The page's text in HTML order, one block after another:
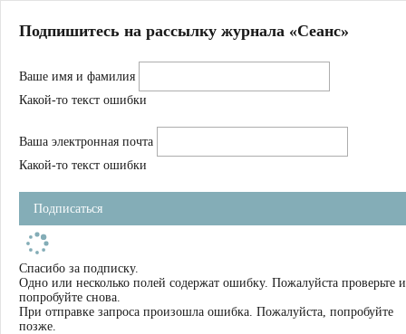
Магазин
Журнал
Школа
Устав
Фильмы
Имена
Тэги
О нас
Журнал
Книги
Подпишитесь на рассылку журнала «Сеанс»
Ваше имя и фамилия
Какой-то текст ошибки
Ваша электронная почта
Какой-то текст ошибки
Подписаться
Спасибо за подписку.
Одно или несколько полей содержат ошибку. Пожалуйста проверьте и
попробуйте снова.
При отправке запроса произошла ошибка. Пожалуйста, попробуйте
позже.